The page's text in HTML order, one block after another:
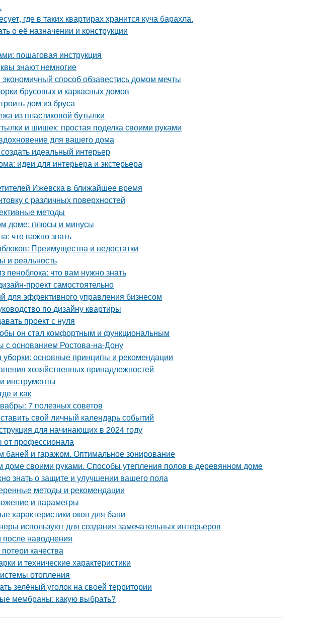
где в таких квартирах хранится куча барахла.
о её назначении и конструкции
пошаговая инструкция
знают немногие
способ обзавестись домом мечты
брусовых и каркасных домов
дом из бруса
из пластиковой бутылки
и шишек: простая поделка своими руками
для вашего дома
идеальный интерьер
идеи для интерьера и экстерьера
Ижевска в ближайшее время
с различных поверхностей
методы
доме: плюсы и минусы
что важно знать
Преимущества и недостатки
и реальность
пеноблока: что вам нужно знать
проект самостоятельно
для эффективного управления бизнесом
по дизайну квартиры
проект с нуля
он стал комфортным и функциональным
с основанием Ростова-на-Дону
основные принципы и рекомендации
хозяйственных принадлежностей
инструменты
и как
7 полезных советов
свой личный календарь событий
для начинающих в 2024 году
от профессионала
баней и гаражом. Оптимальное зонирование
доме своими руками. Способы утепления полов в деревянном доме
знать о защите и улучшении вашего пола
методы и рекомендации
и параметры
характеристики окон для бани
используют для создания замечательных интерьеров
после наводнения
качества
и технические характеристики
отопления
зелёный уголок на своей территории
мембраны: какую выбрать?